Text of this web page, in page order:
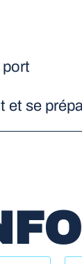
port
et se